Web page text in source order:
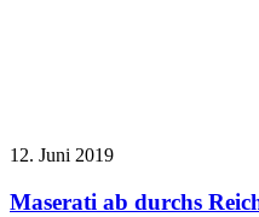
12. Juni 2019
Maserati ab durchs